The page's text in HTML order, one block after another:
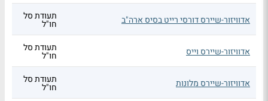
אדוויזור-שיירס דורסי רייט בסיס ארה"ב תעודת סל
חו"ל
אדוויזור-שיירס וייס תעודת סל
חו"ל
אדוויזור-שיירס מלונות תעודת סל
חו"ל